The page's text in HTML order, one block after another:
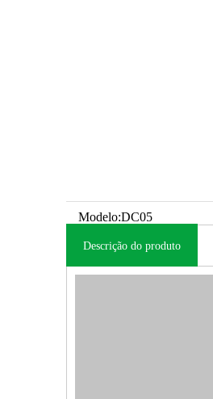
Modelo:DC05
Descrição do produto